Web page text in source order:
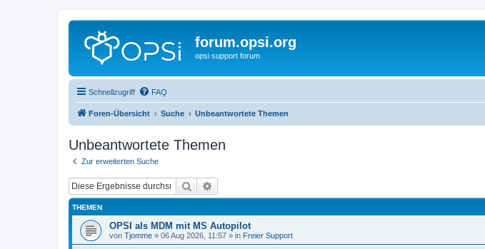
forum.opsi.org
opsi support forum
Schnellzugriff FAQ
Foren-Übersicht Suche Unbeantwortete Themen
Unbeantwortete Themen
Zur erweiterten Suche
Suche
THEMEN
OPSI als MDM mit MS Autopilot
von Tjomme » 06 Aug 2026, 11:57 » in Freier Support